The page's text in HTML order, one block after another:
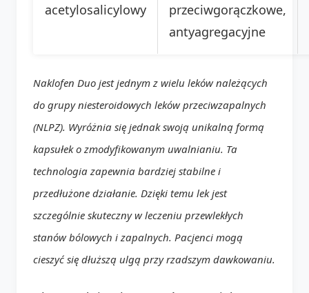
acetylosalicylowy
przeciwgorączkowe,
antyagregacyjne
Naklofen Duo jest jednym z wielu leków należących
do grupy niesteroidowych leków przeciwzapalnych
(NLPZ). Wyróżnia się jednak swoją unikalną formą
kapsułek o zmodyfikowanym uwalnianiu. Ta
technologia zapewnia bardziej stabilne i
przedłużone działanie. Dzięki temu lek jest
szczególnie skuteczny w leczeniu przewlekłych
stanów bólowych i zapalnych. Pacjenci mogą
cieszyć się dłuższą ulgą przy rzadszym dawkowaniu.